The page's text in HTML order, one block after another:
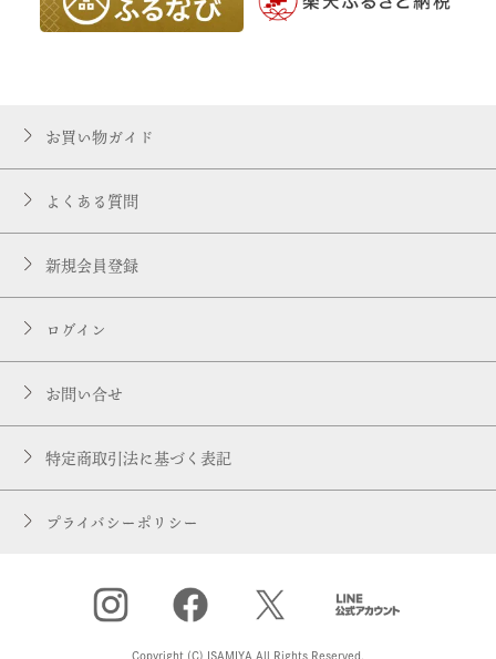
お買い物ガイド
よくある質問
新規会員登録
ログイン
お問い合せ
特定商取引法に基づく表記
プライバシーポリシー
Copyright (C) ISAMIYA All Rights Reserved.